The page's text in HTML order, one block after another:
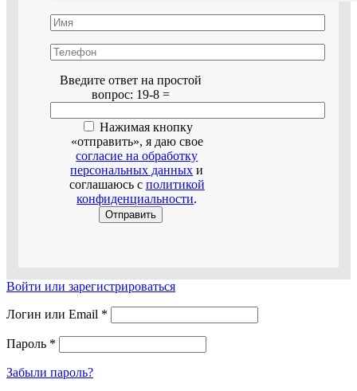
Введите ответ на простой
вопрос: 19-8 =
Нажимая кнопку
«отправить», я даю свое
согласие на обработку
персональных данных и
соглашаюсь с политикой
конфиденциальности.
Войти или зарегистрироваться
Логин или Email *
Пароль *
Забыли пароль?